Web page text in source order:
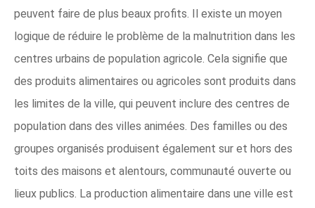
peuvent faire de plus beaux profits. Il existe un moyen
logique de réduire le problème de la malnutrition dans les
centres urbains de population agricole. Cela signifie que
des produits alimentaires ou agricoles sont produits dans
les limites de la ville, qui peuvent inclure des centres de
population dans des villes animées. Des familles ou des
groupes organisés produisent également sur et hors des
toits des maisons et alentours, communauté ouverte ou
lieux publics. La production alimentaire dans une ville est